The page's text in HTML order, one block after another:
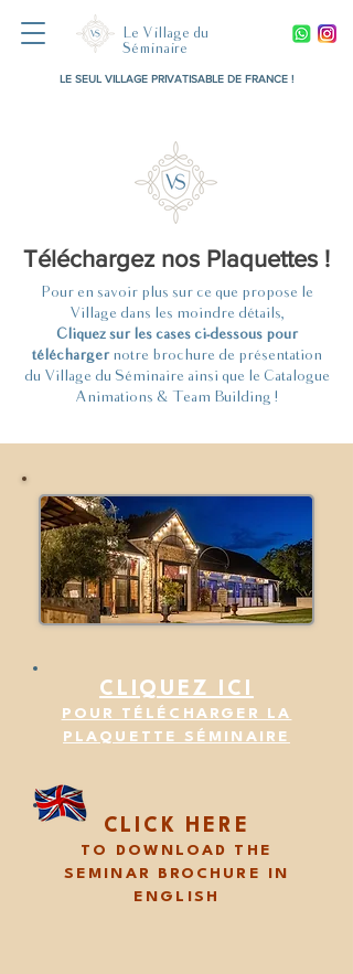
Le Village du
Séminaire
LE SEUL VILLAGE PRIVATISABLE DE FRANCE !
Téléchargez nos Plaquettes !
Pour en savoir plus sur ce que propose le
Village dans les moindre détails,
Cliquez sur les cases ci-dessous pour
télécharger notre brochure de présentation
du Village du Séminaire ainsi que le Catalogue
Animations & Team Building !
CLIQUEZ ICI
POUR TÉLÉCHARGER LA
PLAQUETTE SÉMINAIRE
CLICK HERE
TO DOWNLOAD THE
SEMINAR BROCHURE IN
ENGLISH